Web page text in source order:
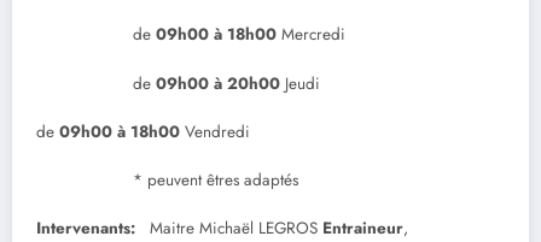
de 09h00 à 18h00 Mercredi
de 09h00 à 20h00 Jeudi
de 09h00 à 18h00 Vendredi
* peuvent êtres adaptés
Intervenants: Maitre Michaël LEGROS Entraineur,